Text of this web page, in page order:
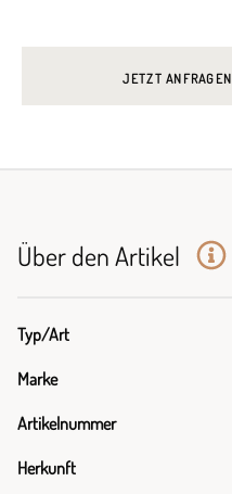
JETZT ANFRAGEN
Über den Artikel
Typ/Art
Marke
Artikelnummer
Herkunft